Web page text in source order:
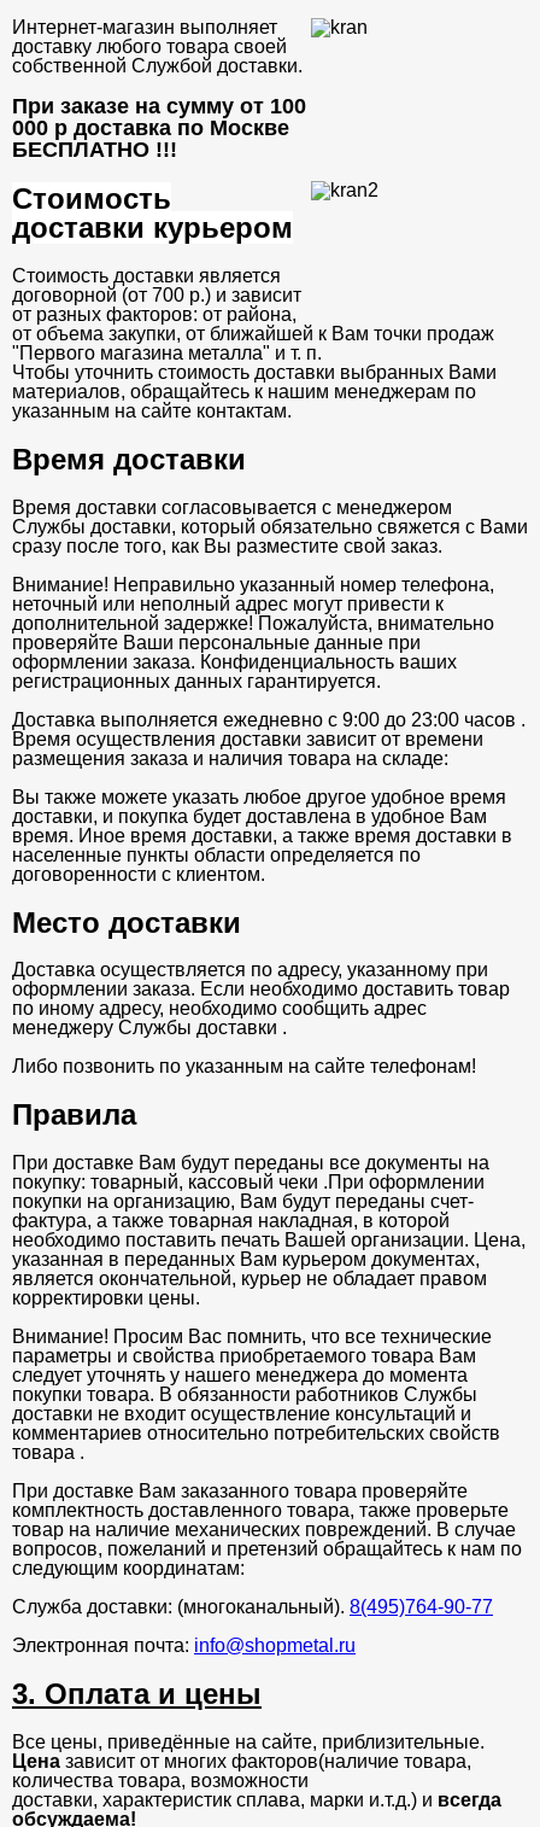
Интернет-магазин выполняет
доставку любого товара своей
собственной Службой доставки.
При заказе на сумму от 100
000 р доставка по Москве
БЕСПЛАТНО !!!
Стоимость
доставки курьером
Стоимость доставки является
договорной (от 700 р.) и зависит
от разных факторов: от района,
от объема закупки, от ближайшей к Вам точки продаж
"Первого магазина металла" и т. п.
Чтобы уточнить стоимость доставки выбранных Вами
материалов, обращайтесь к нашим менеджерам по
указанным на сайте контактам.
Время доставки
Время доставки согласовывается с менеджером
Службы доставки, который обязательно свяжется с Вами
сразу после того, как Вы разместите свой заказ.
Внимание! Неправильно указанный номер телефона,
неточный или неполный адрес могут привести к
дополнительной задержке! Пожалуйста, внимательно
проверяйте Ваши персональные данные при
оформлении заказа. Конфиденциальность ваших
регистрационных данных гарантируется.
Доставка выполняется ежедневно с 9:00 до 23:00 часов .
Время осуществления доставки зависит от времени
размещения заказа и наличия товара на складе:
Вы также можете указать любое другое удобное время
доставки, и покупка будет доставлена в удобное Вам
время. Иное время доставки, а также время доставки в
населенные пункты области определяется по
договоренности с клиентом.
Место доставки
Доставка осуществляется по адресу, указанному при
оформлении заказа. Если необходимо доставить товар
по иному адресу, необходимо сообщить адрес
менеджеру Службы доставки .
Либо позвонить по указанным на сайте телефонам!
Правила
При доставке Вам будут переданы все документы на
покупку: товарный, кассовый чеки .При оформлении
покупки на организацию, Вам будут переданы счет-
фактура, а также товарная накладная, в которой
необходимо поставить печать Вашей организации. Цена,
указанная в переданных Вам курьером документах,
является окончательной, курьер не обладает правом
корректировки цены.
Внимание! Просим Вас помнить, что все технические
параметры и свойства приобретаемого товара Вам
следует уточнять у нашего менеджера до момента
покупки товара. В обязанности работников Службы
доставки не входит осуществление консультаций и
комментариев относительно потребительских свойств
товара .
При доставке Вам заказанного товара проверяйте
комплектность доставленного товара, также проверьте
товар на наличие механических повреждений. В случае
вопросов, пожеланий и претензий обращайтесь к нам по
следующим координатам:
Служба доставки: (многоканальный). 8(495)764-90-77
Электронная почта: info@shopmetal.ru
3. Оплата и цены
Все цены, приведённые на сайте, приблизительные.
Цена зависит от многих факторов(наличие товара,
количества товара, возможности
доставки, характеристик сплава, марки и.т.д.) и всегда
обсуждаема!